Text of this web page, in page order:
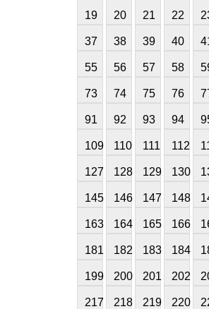
19 20 21 22
37 38 39 40
55 56 57 58
73 74 75 76
91 92 93 94
109 110 111 112
127 128 129 130
145 146 147 148
163 164 165 166
181 182 183 184
199 200 201 202
217 218 219 220